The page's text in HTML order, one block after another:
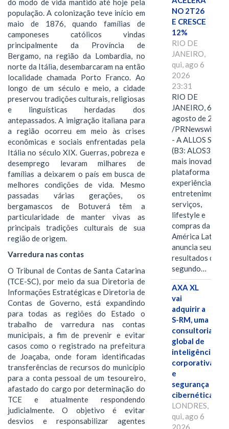
do modo de vida mantido até hoje pela
população. A colonização teve início em
maio de 1876, quando famílias de
camponeses católicos vindas
principalmente da Província de
Bergamo, na região da Lombardia, no
norte da Itália, desembarcaram na então
localidade chamada Porto Franco. Ao
longo de um século e meio, a cidade
preservou tradições culturais, religiosas
e linguísticas herdadas dos
antepassados. A imigração italiana para
a região ocorreu em meio às crises
econômicas e sociais enfrentadas pela
Itália no século XIX. Guerras, pobreza e
desemprego levaram milhares de
famílias a deixarem o país em busca de
melhores condições de vida. Mesmo
passadas várias gerações, os
bergamascos de Botuverá têm a
particularidade de manter vivas as
principais tradições culturais de sua
região de origem.
Varredura nas contas
O Tribunal de Contas de Santa Catarina
(TCE-SC), por meio da sua Diretoria de
Informações Estratégicas e Diretoria de
Contas de Governo, está expandindo
para todas as regiões do Estado o
trabalho de varredura nas contas
municipais, a fim de prevenir e evitar
casos como o registrado na prefeitura
de Joaçaba, onde foram identificadas
transferências de recursos do município
para a conta pessoal de um tesoureiro,
afastado do cargo por determinação do
TCE e atualmente respondendo
judicialmente. O objetivo é evitar
desvios e responsabilizar agentes
NO 2T26
E CRESCE
12%
RIO DE
JANEIRO,
qui, ago 6
2026
23:31
RIO DE
JANEIRO, 6 de
agosto de 2026
/PRNewswire/ -
- A ALLOS S.A.
(B3: ALOS3), a
mais inovadora
plataforma de
experiências,
entretenimento,
serviços,
lifestyle e
compras da
América Latina
anuncia seus
resultados do
segundo…
AXA XL
vai
adquirir a
S-RM, uma
consultoria
global de
inteligência
corporativa
e
segurança
cibernética
LONDRES,
qui, ago 6
2026